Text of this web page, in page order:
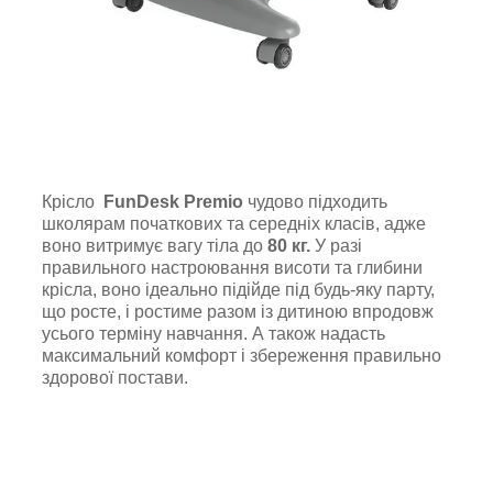
Крісло FunDesk Premio чудово підходить
школярам початкових та середніх класів, адже
воно витримує вагу тіла до 80 кг. У разі
правильного настроювання висоти та глибини
крісла, воно ідеально підійде під будь-яку парту,
що росте, і ростиме разом із дитиною впродовж
усього терміну навчання. А також надасть
максимальний комфорт і збереження правильно
здорової постави.